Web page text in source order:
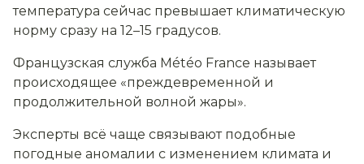
температура сейчас превышает климатическую
норму сразу на 12–15 градусов.
Французская служба Météo France называет
происходящее «преждевременной и
продолжительной волной жары».
Эксперты всё чаще связывают подобные
погодные аномалии с изменением климата и